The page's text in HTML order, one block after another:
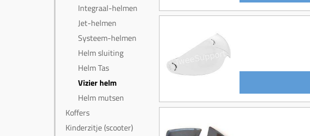
Integraal-helmen
Jet-helmen
Systeem-helmen
Helm sluiting
Helm Tas
Vizier helm
Helm mutsen
Koffers
Kinderzitje (scooter)